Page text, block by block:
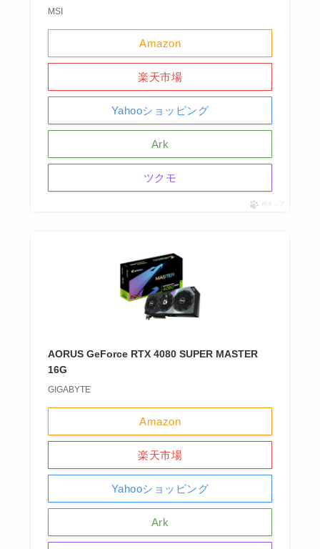
MSI
Amazon
楽天市場
Yahooショッピング
Ark
ツクモ
ポチップ
AORUS GeForce RTX 4080 SUPER MASTER
16G
GIGABYTE
Amazon
楽天市場
Yahooショッピング
Ark